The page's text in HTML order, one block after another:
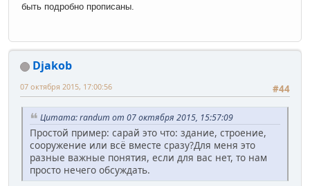
быть подробно прописаны.
Djakob
#44
07 октября 2015, 17:00:56
Цитата: randum от 07 октября 2015, 15:57:09
Простой пример: сарай это что: здание, строение,
сооружение или всё вместе сразу?Для меня это
разные важные понятия, если для вас нет, то нам
просто нечего обсуждать.